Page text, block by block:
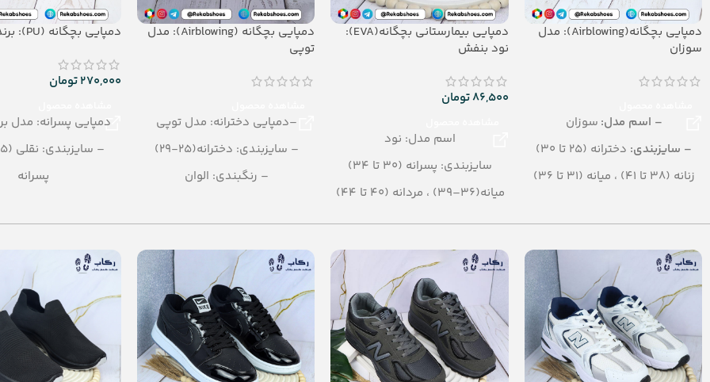
دمپایی بچگانه(Airblowing): مدل
سوزان
– اسم مدل: سوزان
– سایزبندی: دخترانه (25 تا 30)
زنانه (38 تا 41) ، میانه (31 تا 36)
– رنگ بندی:الوان
– جنس:
دمپایی بیمارستانی بچگانه(EVA):
نود بنفش
86,500تومان
اسم مدل: نود
سایزبندی: پسرانه (30 تا 34)
میانه(36–39) ، مردانه (40 تا 44)
نقلی (25-29)
رنگبندی: الوان
(آبی، طوسی، بنفش، سورمه ای)
تعداد در کارتن: 36 جفت
جنس: EVA
دمپایی بچگانه (Airblowing): مدل
توپی
–دمپایی دخترانه: مدل توپی
– سایزبندی: دخترانه(25-29)
– رنگبندی: الوان
– جنس: AirBlowing
دمپایی بچگانه (PU): برند ارتشی
270,000تومان
دمپایی پسرانه: مدل
– سایزبندی: نقلی (25 - 30)
پسرانه
– تعداد در کارتن: 36 جفت